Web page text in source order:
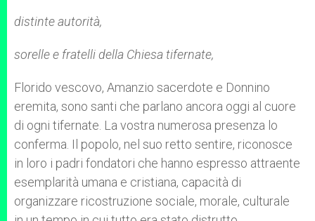
distinte autorità,
sorelle e fratelli della Chiesa tifernate,
Florido vescovo, Amanzio sacerdote e Donnino
eremita, sono santi che parlano ancora oggi al cuore
di ogni tifernate. La vostra numerosa presenza lo
conferma. Il popolo, nel suo retto sentire, riconosce
in loro i padri fondatori che hanno espresso attraente
esemplarità umana e cristiana, capacità di
organizzare ricostruzione sociale, morale, culturale